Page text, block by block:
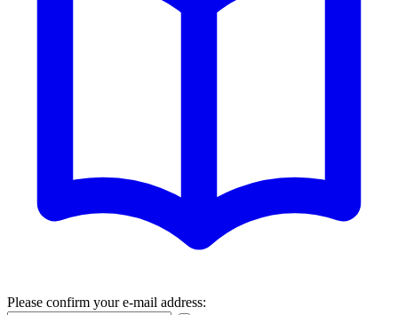
Please confirm your e-mail address: